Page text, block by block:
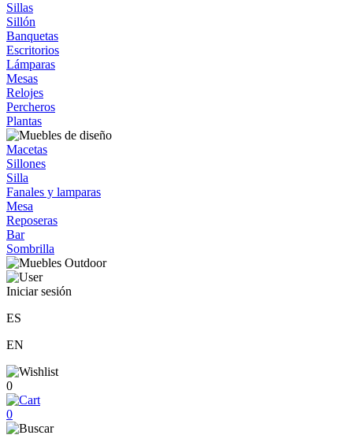
Sillas
Sillón
Banquetas
Escritorios
Lámparas
Mesas
Relojes
Percheros
Plantas
Macetas
Sillones
Silla
Fanales y lamparas
Mesa
Reposeras
Bar
Sombrilla
Iniciar sesión
ES
EN
0
0